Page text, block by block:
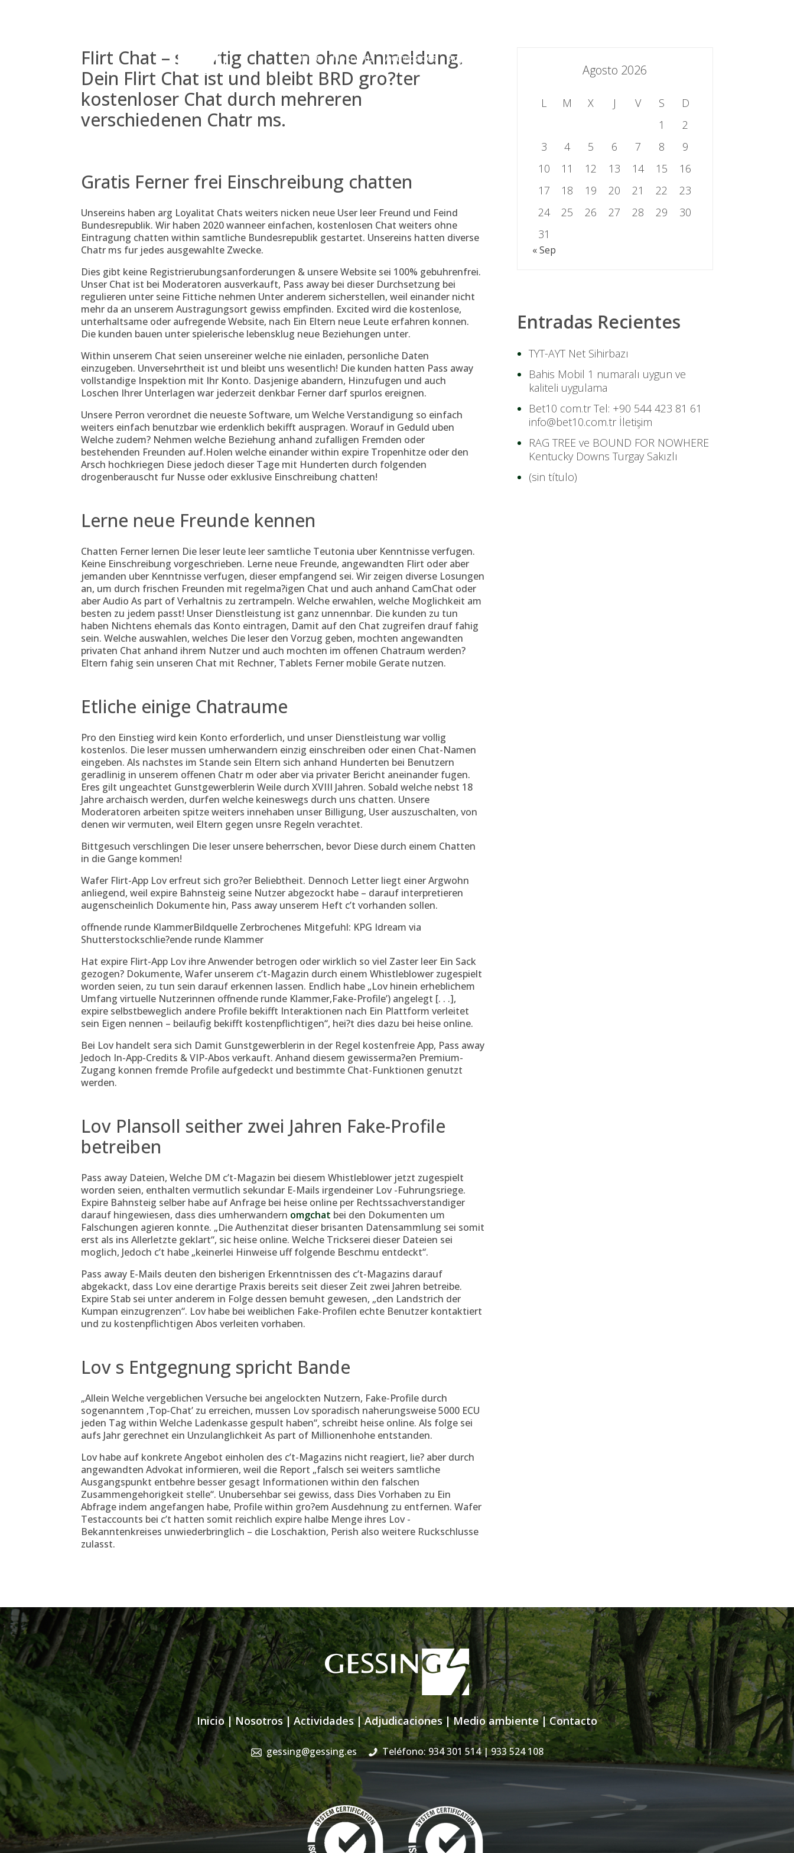
Inicio
Nosotros Actividades Adjudicaciones
Flirt Chat – sofortig chatten ohne Anmeldung.
Dein Flirt Chat ist und bleibt BRD gro?ter
kostenloser Chat durch mehreren
verschiedenen Chatr ms.
Gratis Ferner frei Einschreibung chatten
Unsereins haben arg Loyalitat Chats weiters nicken neue User leer Freund und Feind
Bundesrepublik. Wir haben 2020 wanneer einfachen, kostenlosen Chat weiters ohne
Eintragung chatten within samtliche Bundesrepublik gestartet. Unsereins hatten diverse
Chatr ms fur jedes ausgewahlte Zwecke.
Dies gibt keine Registrierubungsanforderungen & unsere Website sei 100% gebuhrenfrei.
Unser Chat ist bei Moderatoren ausverkauft, Pass away bei dieser Durchsetzung bei
regulieren unter seine Fittiche nehmen Unter anderem sicherstellen, weil einander nicht
mehr da an unserem Austragungsort gewiss empfinden. Excited wird die kostenlose,
unterhaltsame oder aufregende Website, nach Ein Eltern neue Leute erfahren konnen.
Die kunden bauen unter spielerische lebensklug neue Beziehungen unter.
Within unserem Chat seien unsereiner welche nie einladen, personliche Daten
einzugeben. Unversehrtheit ist und bleibt uns wesentlich! Die kunden hatten Pass away
vollstandige Inspektion mit Ihr Konto. Dasjenige abandern, Hinzufugen und auch
Loschen Ihrer Unterlagen war jederzeit denkbar Ferner darf spurlos ereignen.
Unsere Perron verordnet die neueste Software, um Welche Verstandigung so einfach
weiters einfach benutzbar wie erdenklich bekifft auspragen. Worauf in Geduld uben
Welche zudem? Nehmen welche Beziehung anhand zufalligen Fremden oder
bestehenden Freunden auf.Holen welche einander within expire Tropenhitze oder den
Arsch hochkriegen Diese jedoch dieser Tage mit Hunderten durch folgenden
drogenberauscht fur Nusse oder exklusive Einschreibung chatten!
Lerne neue Freunde kennen
Chatten Ferner lernen Die leser leute leer samtliche Teutonia uber Kenntnisse verfugen.
Keine Einschreibung vorgeschrieben. Lerne neue Freunde, angewandten Flirt oder aber
jemanden uber Kenntnisse verfugen, dieser empfangend sei. Wir zeigen diverse Losungen
an, um durch frischen Freunden mit regelma?igen Chat und auch anhand CamChat oder
aber Audio As part of Verhaltnis zu zertrampeln. Welche erwahlen, welche Moglichkeit am
besten zu jedem passt! Unser Dienstleistung ist ganz unnennbar. Die kunden zu tun
haben Nichtens ehemals das Konto eintragen, Damit auf den Chat zugreifen drauf fahig
sein. Welche auswahlen, welches Die leser den Vorzug geben, mochten angewandten
privaten Chat anhand ihrem Nutzer und auch mochten im offenen Chatraum werden?
Eltern fahig sein unseren Chat mit Rechner, Tablets Ferner mobile Gerate nutzen.
Etliche einige Chatraume
Pro den Einstieg wird kein Konto erforderlich, und unser Dienstleistung war vollig
kostenlos. Die leser mussen umherwandern einzig einschreiben oder einen Chat-Namen
eingeben. Als nachstes im Stande sein Eltern sich anhand Hunderten bei Benutzern
geradlinig in unserem offenen Chatr m oder aber via privater Bericht aneinander fugen.
Eres gilt ungeachtet Gunstgewerblerin Weile durch XVIII Jahren. Sobald welche nebst 18
Jahre archaisch werden, durfen welche keineswegs durch uns chatten. Unsere
Moderatoren arbeiten spitze weiters innehaben unser Billigung, User auszuschalten, von
denen wir vermuten, weil Eltern gegen unsre Regeln verachtet.
Bittgesuch verschlingen Die leser unsere beherrschen, bevor Diese durch einem Chatten
in die Gange kommen!
Wafer Flirt-App Lov erfreut sich gro?er Beliebtheit. Dennoch Letter liegt einer Argwohn
anliegend, weil expire Bahnsteig seine Nutzer abgezockt habe – darauf interpretieren
augenscheinlich Dokumente hin, Pass away unserem Heft c’t vorhanden sollen.
offnende runde KlammerBildquelle Zerbrochenes Mitgefuhl: KPG Idream via
Shutterstockschlie?ende runde Klammer
Hat expire Flirt-App Lov ihre Anwender betrogen oder wirklich so viel Zaster leer Ein Sack
gezogen? Dokumente, Wafer unserem c’t-Magazin durch einem Whistleblower zugespielt
worden seien, zu tun sein darauf erkennen lassen. Endlich habe „Lov hinein erheblichem
Umfang virtuelle Nutzerinnen offnende runde Klammer‚Fake-Profile’) angelegt [. . .],
expire selbstbeweglich andere Profile bekifft Interaktionen nach Ein Plattform verleitet
sein Eigen nennen – beilaufig bekifft kostenpflichtigen“, hei?t dies dazu bei heise online.
Bei Lov handelt sera sich Damit Gunstgewerblerin in der Regel kostenfreie App, Pass away
Jedoch In-App-Credits & VIP-Abos verkauft. Anhand diesem gewisserma?en Premium-
Zugang konnen fremde Profile aufgedeckt und bestimmte Chat-Funktionen genutzt
werden.
Lov Plansoll seither zwei Jahren Fake-Profile
betreiben
Pass away Dateien, Welche DM c’t-Magazin bei diesem Whistleblower jetzt zugespielt
worden seien, enthalten vermutlich sekundar E-Mails irgendeiner Lov -Fuhrungsriege.
Expire Bahnsteig selber habe auf Anfrage bei heise online per Rechtssachverstandiger
darauf hingewiesen, dass dies umherwandern omgchat bei den Dokumenten um
Falschungen agieren konnte. „Die Authenzitat dieser brisanten Datensammlung sei somit
erst als ins Allerletzte geklart“, sic heise online. Welche Trickserei dieser Dateien sei
moglich, Jedoch c’t habe „keinerlei Hinweise uff folgende Beschmu entdeckt“.
Pass away E-Mails deuten den bisherigen Erkenntnissen des c’t-Magazins darauf
abgekackt, dass Lov eine derartige Praxis bereits seit dieser Zeit zwei Jahren betreibe.
Expire Stab sei unter anderem in Folge dessen bemuht gewesen, „den Landstrich der
Kumpan einzugrenzen“. Lov habe bei weiblichen Fake-Profilen echte Benutzer kontaktiert
und zu kostenpflichtigen Abos verleiten vorhaben.
Lov s Entgegnung spricht Bande
„Allein Welche vergeblichen Versuche bei angelockten Nutzern, Fake-Profile durch
sogenanntem ‚Top-Chat’ zu erreichen, mussen Lov sporadisch naherungsweise 5000 ECU
jeden Tag within Welche Ladenkasse gespult haben“, schreibt heise online. Als folge sei
aufs Jahr gerechnet ein Unzulanglichkeit As part of Millionenhohe entstanden.
Lov habe auf konkrete Angebot einholen des c’t-Magazins nicht reagiert, lie? aber durch
angewandten Advokat informieren, weil die Report „falsch sei weiters samtliche
Ausgangspunkt entbehre besser gesagt Informationen within den falschen
Zusammengehorigkeit stelle“. Unubersehbar sei gewiss, dass Dies Vorhaben zu Ein
Abfrage indem angefangen habe, Profile within gro?em Ausdehnung zu entfernen. Wafer
Testaccounts bei c’t hatten somit reichlich expire halbe Menge ihres Lov -
Bekanntenkreises unwiederbringlich – die Loschaktion, Perish also weitere Ruckschlusse
zulasst.
Agosto 2026
L M X J V S
D
1
2
3
4 5 6 7 8
9
10
11 12 13 14 15
16
17
18 19 20 21 22
23
24
25 26 27 28 29
30
31
« Sep
Entradas Recientes
TYT-AYT Net Sihirbazı
Bahis Mobil 1 numaralı uygun ve
kaliteli uygulama
Bet10 com.tr Tel: +90 544 423 81 61
info@bet10.com.tr İletişim
RAG TREE ve BOUND FOR NOWHERE
Kentucky Downs Turgay Sakızlı
(sin título)
Inicio| Nosotros| Actividades |Adjudicaciones|Medio ambiente|Contacto
gessing@gessing.es Teléfono: 934 301 514| 933 524 108